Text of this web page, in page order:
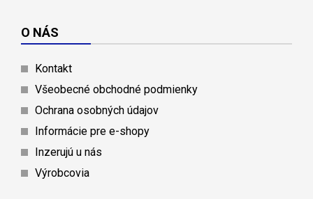
O NÁS
Kontakt
Všeobecné obchodné podmienky
Ochrana osobných údajov
Informácie pre e-shopy
Inzerujú u nás
Výrobcovia